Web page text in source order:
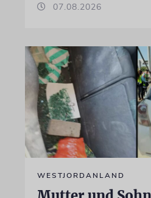
07.08.2026
WESTJORDANLAND